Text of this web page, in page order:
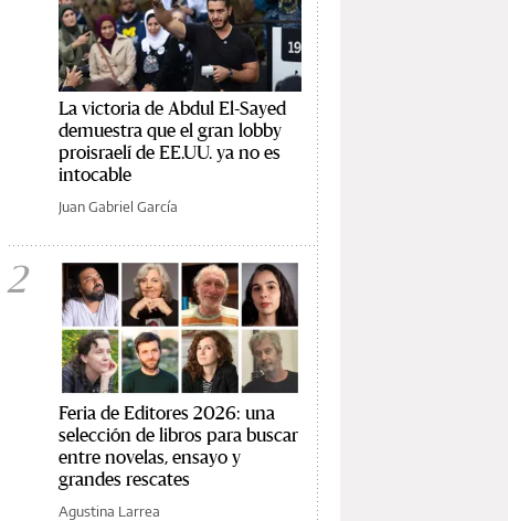
La victoria de Abdul El-Sayed
demuestra que el gran lobby
proisraelí de EE.UU. ya no es
intocable
Juan Gabriel García
2
Feria de Editores 2026: una
selección de libros para buscar
entre novelas, ensayo y
grandes rescates
Agustina Larrea